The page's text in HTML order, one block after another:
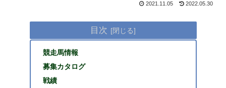
2021.11.05 2022.05.30
目次
競走馬情報
募集カタログ
戦績